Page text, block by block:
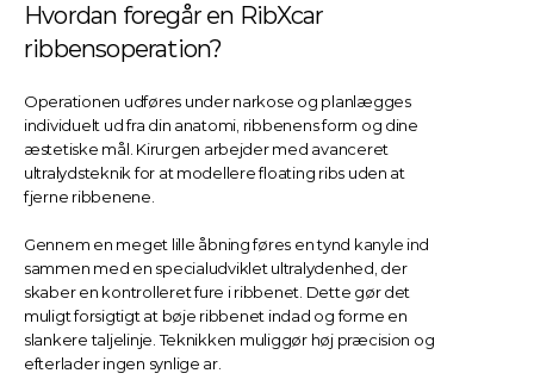
Hvordan foregår en RibXcar
ribbensoperation?
Operationen udføres under narkose og planlægges
individuelt ud fra din anatomi, ribbenens form og dine
æstetiske mål. Kirurgen arbejder med avanceret
ultralydsteknik for at modellere floating ribs uden at
fjerne ribbenene.
Gennem en meget lille åbning føres en tynd kanyle ind
sammen med en specialudviklet ultralydenhed, der
skaber en kontrolleret fure i ribbenet. Dette gør det
muligt forsigtigt at bøje ribbenet indad og forme en
slankere taljelinje. Teknikken muliggør høj præcision og
efterlader ingen synlige ar.